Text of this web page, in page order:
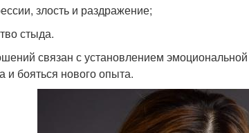
злость и раздражение;
стыда.
связан с установлением
и бояться нового опыта.